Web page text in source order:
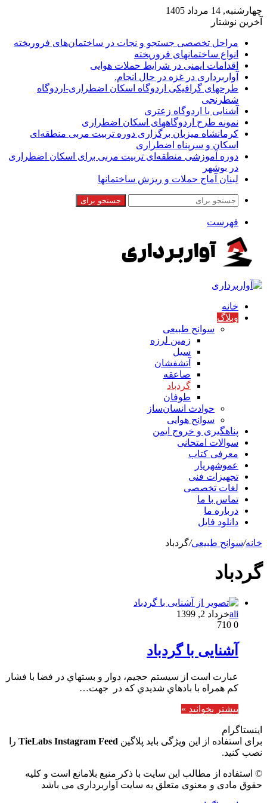
چهارشنبه, 14 مرداد 1405
آخرین نوشتار
مراحل تخصصی جستجو و نجات در ساختمان‌های فروریخته
انواع ساختمانهای فروریخته
اقدامات ایمنی در شرایط حملات هوایی
آواربرداری در غزه در حال انجام.
طرحهای گرافیکی اردوگاه اسکان اضطراری-اردوگاه
شطرنجی
آشنایی با اردوگاه زعتری
نمونه طرح اردوگاههای اسکان اضطراری
کرمانشاه میزبان برگزاری دوره تربیت مربی منطقه‌ای
اسکان و سرپناه اضطراری
دوره آموزشی منطقه‌ای تربیت مربی برای اسکان اضطراری
در بوشهر
لبنان آماج حملات و ریزش ساختمانها
جستجو برای
فهرست
خانه
وبلاگ
سوانح طبیعی
زمین لرزه
سیل
آتشفشان
صاعقه
گردباد
طوفان
حوادث انسان‌ساز
سوانح هوایی
پناهگیری و خروج ایمن
سوالات امتحانی
معرفی کتاب
عموشهریار
تجهیزات فنی
لغات تخصصی
تماس با ما
درباره ما
دانلود فایل
خانه/سوانح طبیعی/گردباد
گردباد
aliخرداد 2, 1399
0
آشنایی با گردباد
عبارت است از سيستم حجيم،‌ دوار و بسته‎اي در فضا با فشار
كم همراه با بادهاي شديدي كه در جهت…
بیشتر بخوانید »
اینستاگرام
برای استفاده از این ویژگی باید پلاگین TieLabs Instagram Feed را
نصب کنید.
© استفاده از مطالب این سایت با ذکر منبع بلامانع است و کلیه
حقوق مادی و معنوی متعلق به سایت آواربرداری می باشد